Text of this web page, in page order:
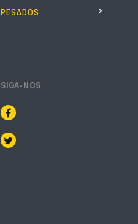
PESADOS
SIGA-NOS